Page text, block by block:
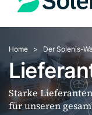
Home Der Solenis-
Starke
für unseren